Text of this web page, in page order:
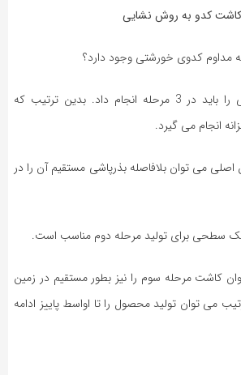
کاشت کدو به روش نشایی
مداوم کدوی خورشتی وجود دارد؟
برای این منظور بذرپاشی را باید در 3 مرحله انجام داد. بدین ترتیب که
انجام می گیرد.
اصلی می توان بلافاصله بذرپاشی مستقیم آن را در
سطحی برای تولید مرحله دوم مناسب است.
توان کاشت مرحله سوم را نیز بطور مستقیم در زمین
می توان تولید محصول را تا اواسط پاییز ادامه